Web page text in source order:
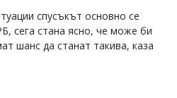
спусъкът основно се
сега стана ясно, че може би
шанс да станат такива, каза